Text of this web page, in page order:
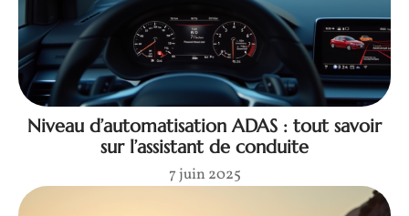
Niveau d’automatisation ADAS : tout savoir
sur l’assistant de conduite
7 juin 2025